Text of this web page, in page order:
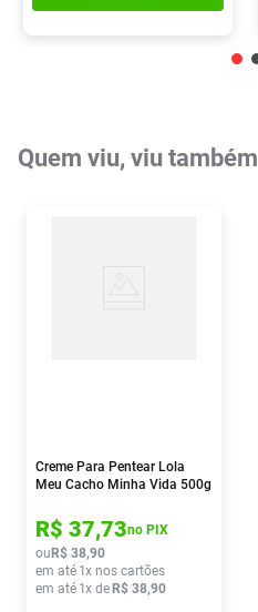
Quem viu, viu também
Creme Para Pentear Lola
Meu Cacho Minha Vida 500g
R$ 37,73no PIX
ou R$ 38,90
em até 1x nos cartões
em até 1x de R$ 38,90